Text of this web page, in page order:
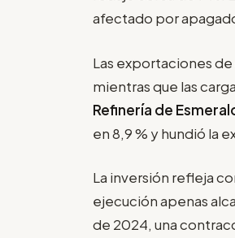
afectado por
Las exportaciones
mientras que las
Refinería de
en 8,9 % y hundió la
La inversión refleja
ejecución apenas
de 2024, una